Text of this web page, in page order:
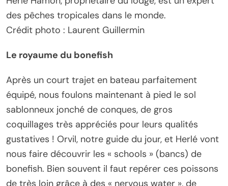
des pêches tropicales dans le monde.
Crédit photo : Laurent Guillermin
Le royaume du bonefish
Après un court trajet en bateau parfaitement
équipé, nous foulons maintenant à pied le sol
sablonneux jonché de conques, de gros
coquillages très appréciés pour leurs qualités
gustatives ! Orvil, notre guide du jour, et Herlé vont
nous faire découvrir les « schools » (bancs) de
bonefish. Bien souvent il faut repérer ces poissons
de très loin grâce à des « nervous water », de